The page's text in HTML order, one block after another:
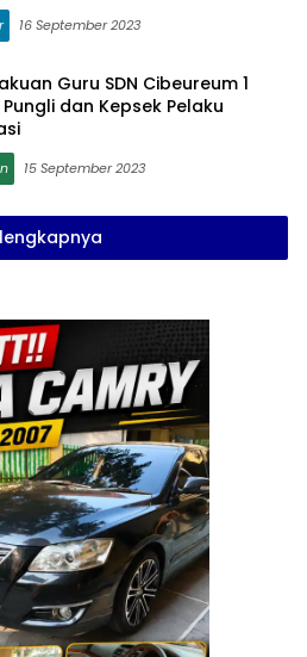
16 September 2023
Guru SDN Cibeureum 1
dan Kepsek Pelaku
15 September 2023